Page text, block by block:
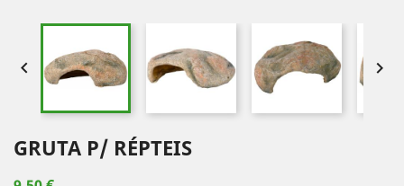
 
GRUTA P/ RÉPTEIS